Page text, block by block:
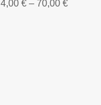
4,00 € – 70,00 €